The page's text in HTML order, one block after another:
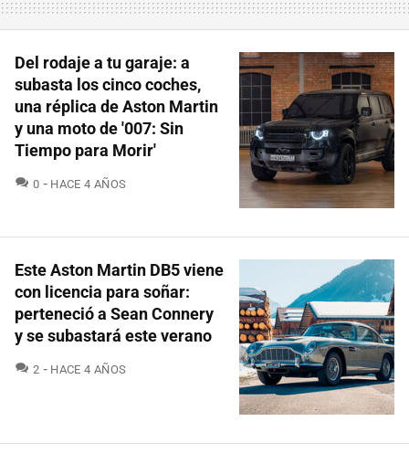
Del rodaje a tu garaje: a
subasta los cinco coches,
una réplica de Aston Martin
y una moto de '007: Sin
Tiempo para Morir'
0 COMENTARIOS
HACE 4 AÑOS
Este Aston Martin DB5 viene
con licencia para soñar:
perteneció a Sean Connery
y se subastará este verano
2 COMENTARIOS
HACE 4 AÑOS